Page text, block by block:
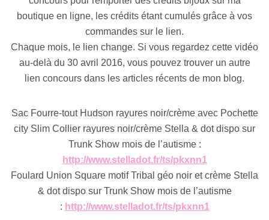
boutique en ligne, les crédits étant cumulés grâce à vos
commandes sur le lien.
Chaque mois, le lien change. Si vous regardez cette vidéo
au-delà du 30 avril 2016, vous pouvez trouver un autre
lien concours dans les articles récents de mon blog.
Sac Fourre-tout Hudson rayures noir/crème avec Pochette
city Slim Collier rayures noir/crème Stella & dot dispo sur
Trunk Show mois de l’autisme :
http://www.stelladot.fr/ts/pkxnn1
Foulard Union Square motif Tribal géo noir et crème Stella
& dot dispo sur Trunk Show mois de l’autisme
: http://www.stelladot.fr/ts/pkxnn1